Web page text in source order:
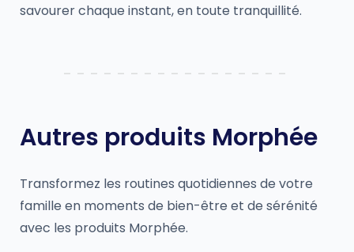
savourer chaque instant, en toute tranquillité.
Autres produits Morphée
Transformez les routines quotidiennes de votre
famille en moments de bien-être et de sérénité
avec les produits Morphée.